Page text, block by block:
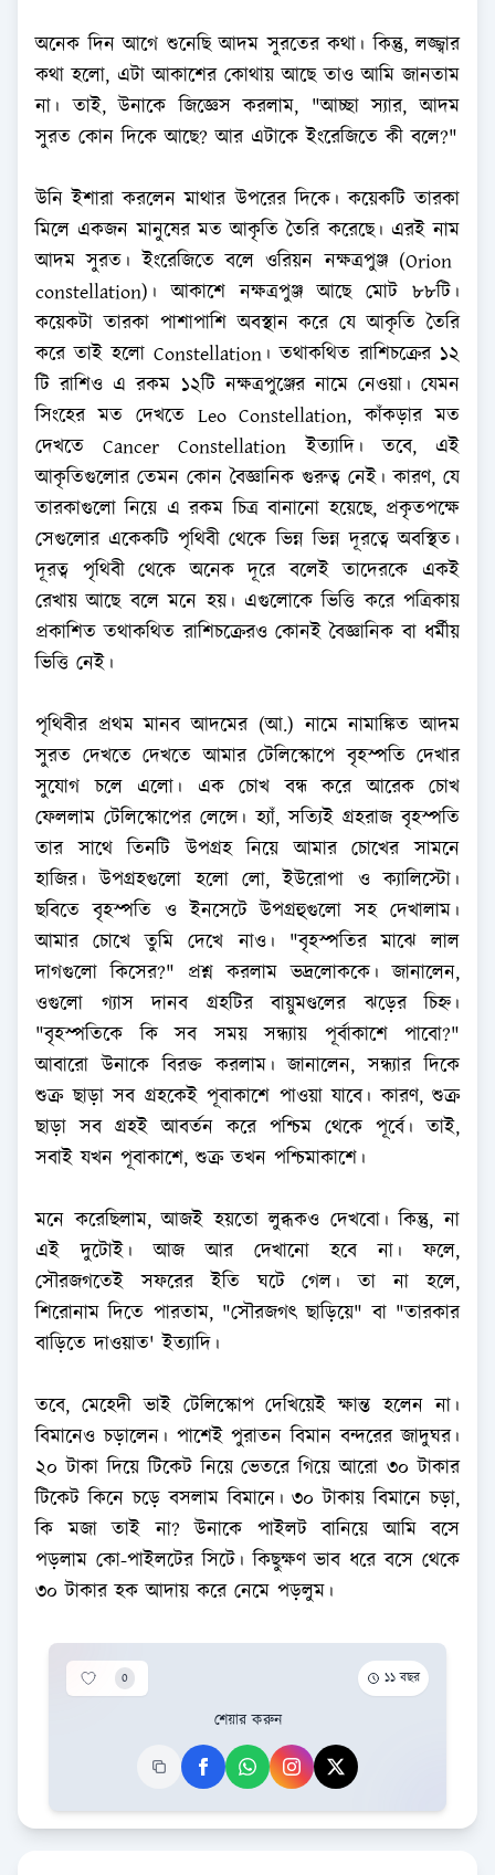
অনেক দিন আগে শুনেছি আদম সুরতের কথা। কিন্তু, লজ্জ্বার
কথা হলো, এটা আকাশের কোথায় আছে তাও আমি জানতাম
না। তাই, উনাকে জিজ্ঞেস করলাম, "আচ্ছা স্যার, আদম
সুরত কোন দিকে আছে? আর এটাকে ইংরেজিতে কী বলে?"
উনি ইশারা করলেন মাথার উপরের দিকে। কয়েকটি তারকা
মিলে একজন মানুষের মত আকৃতি তৈরি করেছে। এরই নাম
আদম সুরত। ইংরেজিতে বলে ওরিয়ন নক্ষত্রপুঞ্জ (Orion
constellation)। আকাশে নক্ষত্রপুঞ্জ আছে মোট ৮৮টি।
কয়েকটা তারকা পাশাপাশি অবস্থান করে যে আকৃতি তৈরি
করে তাই হলো Constellation। তথাকথিত রাশিচক্রের ১২
টি রাশিও এ রকম ১২টি নক্ষত্রপুঞ্জের নামে নেওয়া। যেমন
সিংহের মত দেখতে Leo Constellation, কাঁকড়ার মত
দেখতে Cancer Constellation ইত্যাদি। তবে, এই
আকৃতিগুলোর তেমন কোন বৈজ্ঞানিক গুরুত্ব নেই। কারণ, যে
তারকাগুলো নিয়ে এ রকম চিত্র বানানো হয়েছে, প্রকৃতপক্ষে
সেগুলোর একেকটি পৃথিবী থেকে ভিন্ন ভিন্ন দূরত্বে অবস্থিত।
দূরত্ব পৃথিবী থেকে অনেক দূরে বলেই তাদেরকে একই
রেখায় আছে বলে মনে হয়। এগুলোকে ভিত্তি করে পত্রিকায়
প্রকাশিত তথাকথিত রাশিচক্রেরও কোনই বৈজ্ঞানিক বা ধর্মীয়
ভিত্তি নেই।
পৃথিবীর প্রথম মানব আদমের (আ.) নামে নামাঙ্কিত আদম
সুরত দেখতে দেখতে আমার টেলিস্কোপে বৃহস্পতি দেখার
সুযোগ চলে এলো। এক চোখ বন্ধ করে আরেক চোখ
ফেললাম টেলিস্কোপের লেন্সে। হ্যাঁ, সত্যিই গ্রহরাজ বৃহস্পতি
তার সাথে তিনটি উপগ্রহ নিয়ে আমার চোখের সামনে
হাজির। উপগ্রহগুলো হলো লো, ইউরোপা ও ক্যালিস্টো।
ছবিতে বৃহস্পতি ও ইনসেটে উপগ্রহুগুলো সহ দেখালাম।
আমার চোখে তুমি দেখে নাও। "বৃহস্পতির মাঝে লাল
দাগগুলো কিসের?" প্রশ্ন করলাম ভদ্রলোককে। জানালেন,
ওগুলো গ্যাস দানব গ্রহটির বায়ুমণ্ডলের ঝড়ের চিহ্ন।
"বৃহস্পতিকে কি সব সময় সন্ধ্যায় পূর্বাকাশে পাবো?"
আবারো উনাকে বিরক্ত করলাম। জানালেন, সন্ধ্যার দিকে
শুক্র ছাড়া সব গ্রহকেই পূবাকাশে পাওয়া যাবে। কারণ, শুক্র
ছাড়া সব গ্রহই আবর্তন করে পশ্চিম থেকে পূর্বে। তাই,
সবাই যখন পূবাকাশে, শুক্র তখন পশ্চিমাকাশে।
মনে করেছিলাম, আজই হয়তো লুব্ধকও দেখবো। কিন্তু, না
এই দুটোই। আজ আর দেখানো হবে না। ফলে,
সৌরজগতেই সফরের ইতি ঘটে গেল। তা না হলে,
শিরোনাম দিতে পারতাম, "সৌরজগৎ ছাড়িয়ে" বা "তারকার
বাড়িতে দাওয়াত' ইত্যাদি।
তবে, মেহেদী ভাই টেলিস্কোপ দেখিয়েই ক্ষান্ত হলেন না।
বিমানেও চড়ালেন। পাশেই পুরাতন বিমান বন্দরের জাদুঘর।
২০ টাকা দিয়ে টিকেট নিয়ে ভেতরে গিয়ে আরো ৩০ টাকার
টিকেট কিনে চড়ে বসলাম বিমানে। ৩০ টাকায় বিমানে চড়া,
কি মজা তাই না? উনাকে পাইলট বানিয়ে আমি বসে
পড়লাম কো-পাইলটের সিটে। কিছুক্ষণ ভাব ধরে বসে থেকে
৩০ টাকার হক আদায় করে নেমে পড়লুম।
0 ১১ বছর
শেয়ার করুন